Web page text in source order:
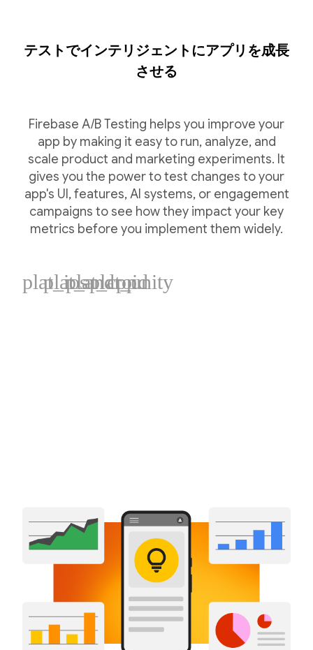
テストでインテリジェントにアプリを成長
させる
Firebase A/B Testing helps you improve your
app by making it easy to run, analyze, and
scale product and marketing experiments. It
gives you the power to test changes to your
app's UI, features, AI systems, or engagement
campaigns to see how they impact your key
metrics before you implement them widely.
plat_ios
plat_android
plat_cpp
plat_unity